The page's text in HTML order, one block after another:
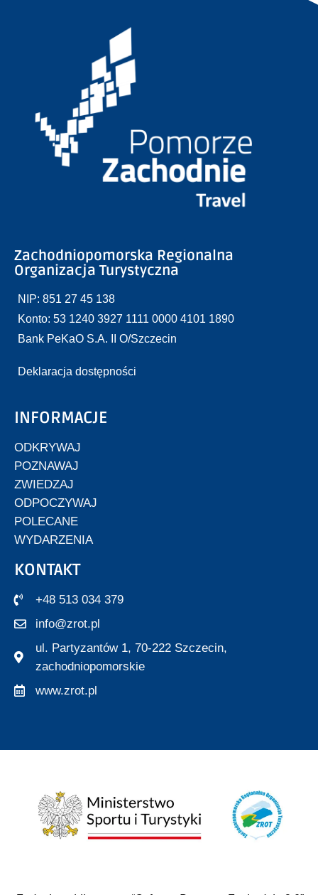
Zachodniopomorska Regionalna
Organizacja Turystyczna
NIP: 851 27 45 138
Konto: 53 1240 3927 1111 0000 4101 1890
Bank PeKaO S.A. II O/Szczecin
Deklaracja dostępności
INFORMACJE
ODKRYWAJ
POZNAWAJ
ZWIEDZAJ
ODPOCZYWAJ
POLECANE
WYDARZENIA
KONTAKT
+48 513 034 379
info@zrot.pl
ul. Partyzantów 1, 70-222 Szczecin,
zachodniopomorskie
www.zrot.pl